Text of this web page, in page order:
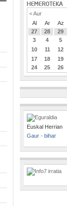
< Aur
Al
Ar Az
27
28 29
3
4 5
10
11 12
17
18 19
24
25 26
Euskal Herrian
Gaur - bihar